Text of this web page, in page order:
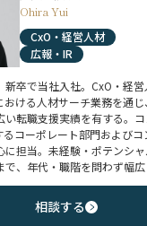
Ohira Yui
CxO・経営人材
広報・IR
新卒で当社入社。CxO・経
おける人材サーチ業務を通
い転職支援実績を有する。
るコーポレート部門および
に担当。未経験・ポテンシ
、年代・職階を問わず幅広
相談する